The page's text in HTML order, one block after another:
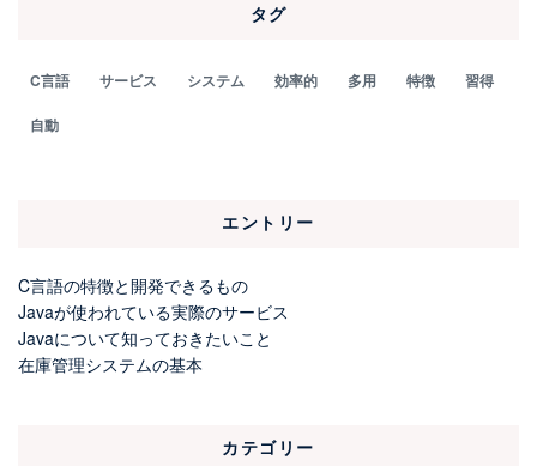
タグ
C言語 サービス システム 効率的 多用 特徴 習得
自動
エントリー
C言語の特徴と開発できるもの
Javaが使われている実際のサービス
Javaについて知っておきたいこと
在庫管理システムの基本
カテゴリー